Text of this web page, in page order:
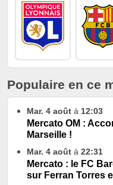
Populaire en ce
Mar. 4 août à 12:03
Mercato OM :
Marseille !
Mar. 4 août à 22:31
Mercato : le FC
sur Ferran Torres